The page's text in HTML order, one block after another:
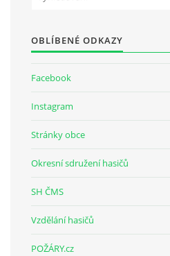
OBLÍBENÉ ODKAZY
Facebook
Instagram
Stránky obce
Okresní sdružení hasičů
SH ČMS
Vzdělání hasičů
POŽÁRY.cz